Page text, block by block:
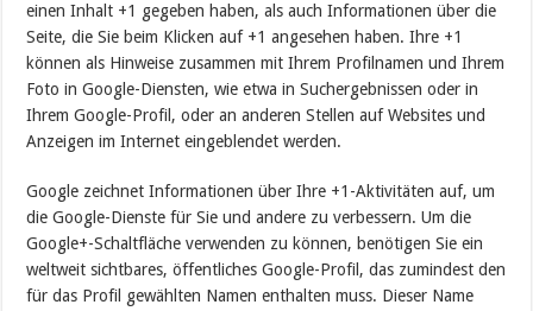
einen Inhalt +1 gegeben haben, als auch Informationen über die
Seite, die Sie beim Klicken auf +1 angesehen haben. Ihre +1
können als Hinweise zusammen mit Ihrem Profilnamen und Ihrem
Foto in Google-Diensten, wie etwa in Suchergebnissen oder in
Ihrem Google-Profil, oder an anderen Stellen auf Websites und
Anzeigen im Internet eingeblendet werden.
Google zeichnet Informationen über Ihre +1-Aktivitäten auf, um
die Google-Dienste für Sie und andere zu verbessern. Um die
Google+-Schaltfläche verwenden zu können, benötigen Sie ein
weltweit sichtbares, öffentliches Google-Profil, das zumindest den
für das Profil gewählten Namen enthalten muss. Dieser Name